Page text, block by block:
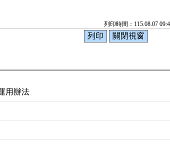
列印時間：115.08.07
用辦法